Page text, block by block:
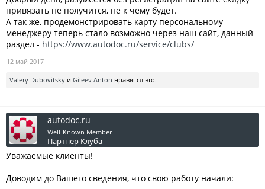
Заранее благодарю за ответ!
привязать не получится, не к чему будет.
А так же, продемонстрировать карту персональному
менеджеру теперь стало возможно через наш сайт, данный
раздел - https://www.autodoc.ru/service/clubs/
12 май 2017
Valery Dubovitsky и Gileev Anton нравится это.
autodoc.ru
Well-Known Member
Партнер Клуба
Уважаемые клиенты!
Доводим до Вашего сведения, что свою работу начали: